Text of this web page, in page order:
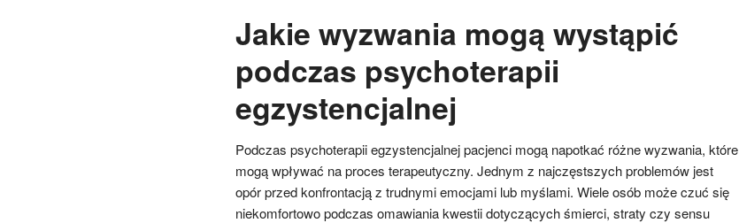
Jakie wyzwania mogą wystąpić
podczas psychoterapii
egzystencjalnej
Podczas psychoterapii egzystencjalnej pacjenci mogą napotkać różne wyzwania, które
mogą wpływać na proces terapeutyczny. Jednym z najczęstszych problemów jest
opór przed konfrontacją z trudnymi emocjami lub myślami. Wiele osób może czuć się
niekomfortowo podczas omawiania kwestii dotyczących śmierci, straty czy sensu